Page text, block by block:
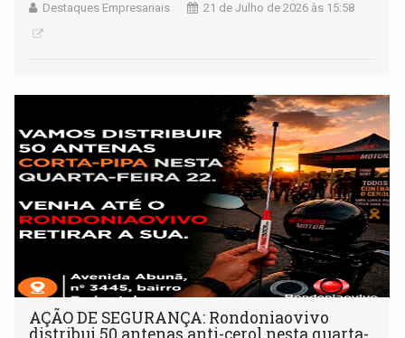
Destaques Empresariais 21 de Julho de 2026 às 15:58
AÇÃO DE SEGURANÇA: Rondoniaovivo